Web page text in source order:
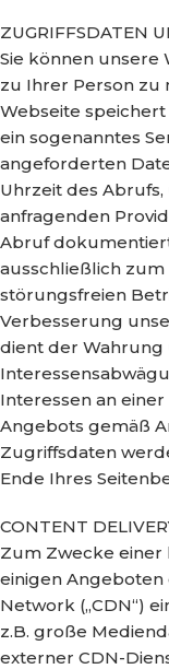
ZUGRIFFSDATEN
Sie können unsere
zu Ihrer Person zu
Webseite
ein sogenanntes
angeforderten
Uhrzeit des
anfragenden
Abruf
ausschließlich
störungsfreien
Verbesserung
dient der Wahrung
Interessen an
Angebots gemäß
Zugriffsdaten
Ende Ihres
CONTENT
Zum Zwecke einer
einigen Angeboten
Network („CDN“)
z.B. große
externer CDN-